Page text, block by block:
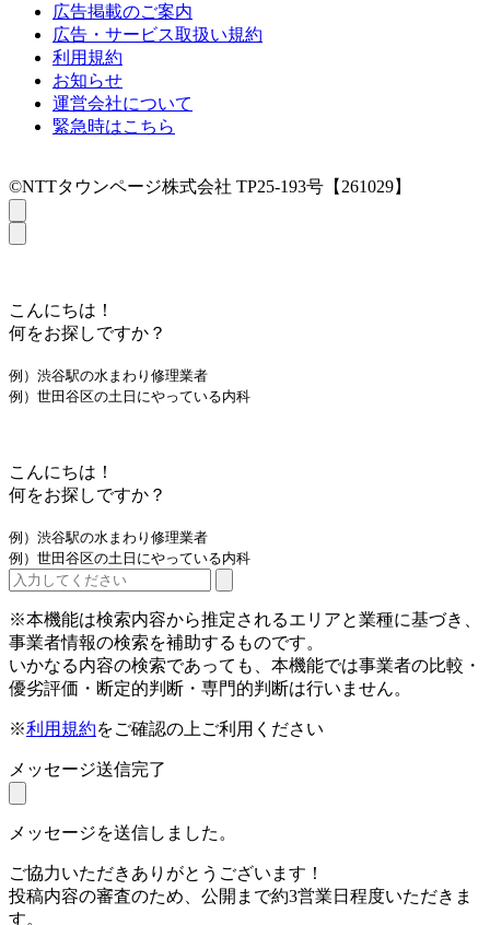
広告掲載のご案内
広告・サービス取扱い規約
利用規約
お知らせ
運営会社について
緊急時はこちら
©NTTタウンページ株式会社 TP25-193号【261029】
こんにちは！
何をお探しですか？
例）渋谷駅の水まわり修理業者
例）世田谷区の土日にやっている内科
こんにちは！
何をお探しですか？
例）渋谷駅の水まわり修理業者
例）世田谷区の土日にやっている内科
※本機能は検索内容から推定されるエリアと業種に基づき、
事業者情報の検索を補助するものです。
いかなる内容の検索であっても、本機能では事業者の比較・
優劣評価・断定的判断・専門的判断は行いません。
※利用規約をご確認の上ご利用ください
メッセージ送信完了
メッセージを送信しました。
ご協力いただきありがとうございます！
投稿内容の審査のため、公開まで約3営業日程度いただきま
す。